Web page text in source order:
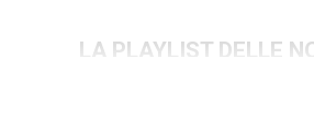
LA PLAYLIST DELLE